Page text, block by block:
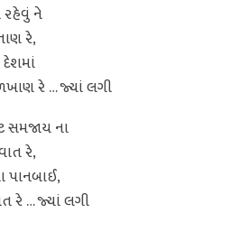
રહેવું ને
રે,
દેશમાં
રે … જ્યાં લગી
ના
રે,
પાનબાઈ,
રે … જ્યાં લગી